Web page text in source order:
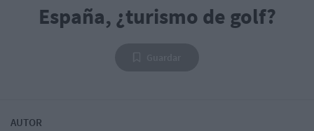
España, ¿turismo de golf?
AUTOR